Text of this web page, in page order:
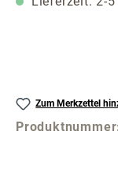
Zum Merkzettel